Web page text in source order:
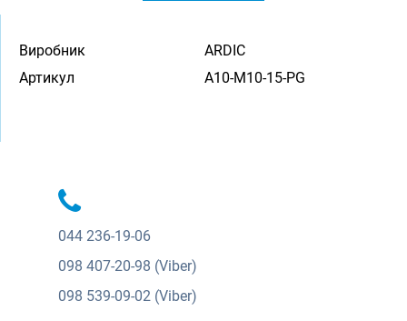
Виробник
ARDIC
Артикул
A10-M10-15-PG
044 236-19-06
098 407-20-98 (Viber)
098 539-09-02 (Viber)